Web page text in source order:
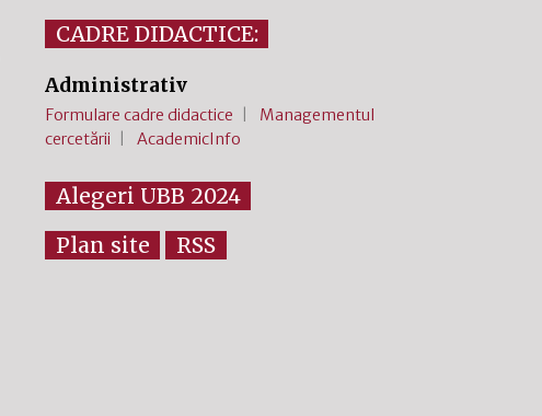
CADRE DIDACTICE:
Administrativ
Formulare cadre didactice
Managementul
cercetării
AcademicInfo
Alegeri UBB 2024
Plan site
RSS